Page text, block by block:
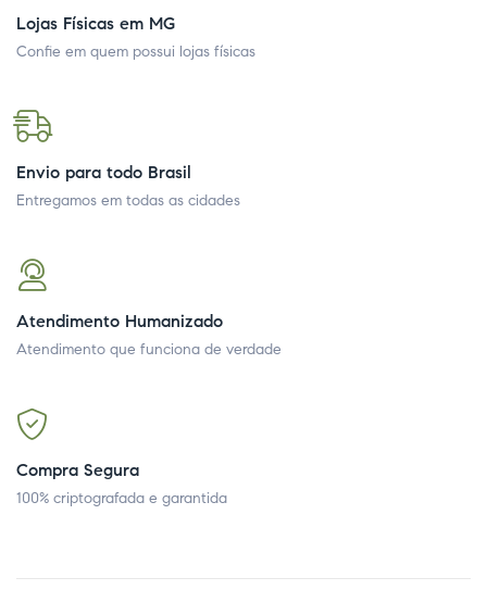
Lojas Físicas em MG
Confie em quem possui lojas físicas
Envio para todo Brasil
Entregamos em todas as cidades
Atendimento Humanizado
Atendimento que funciona de verdade
Compra Segura
100% criptografada e garantida